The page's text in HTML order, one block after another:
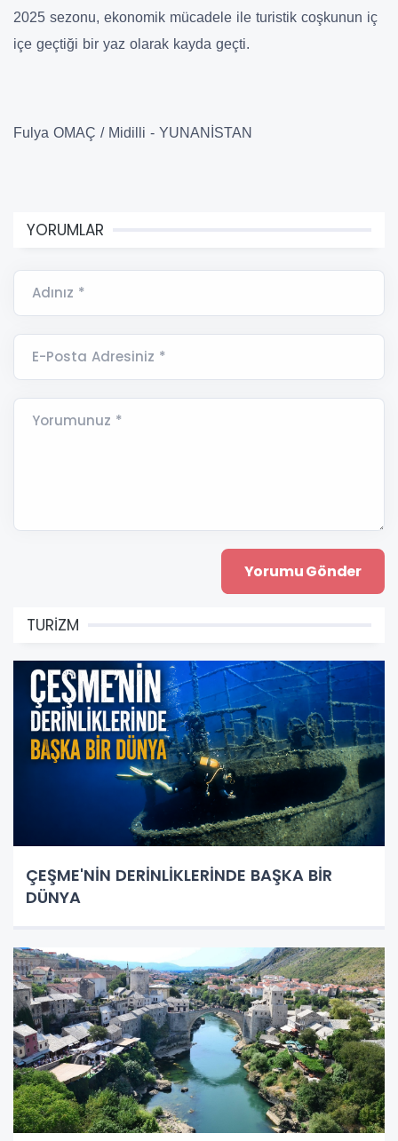
2025 sezonu, ekonomik mücadele ile turistik coşkunun iç
içe geçtiği bir yaz olarak kayda geçti.
Fulya OMAÇ / Midilli - YUNANİSTAN
YORUMLAR
Adınız *
E-Posta Adresiniz *
Yorumunuz *
TURİZM
ÇEŞME'NİN DERİNLİKLERİNDE BAŞKA BİR
DÜNYA